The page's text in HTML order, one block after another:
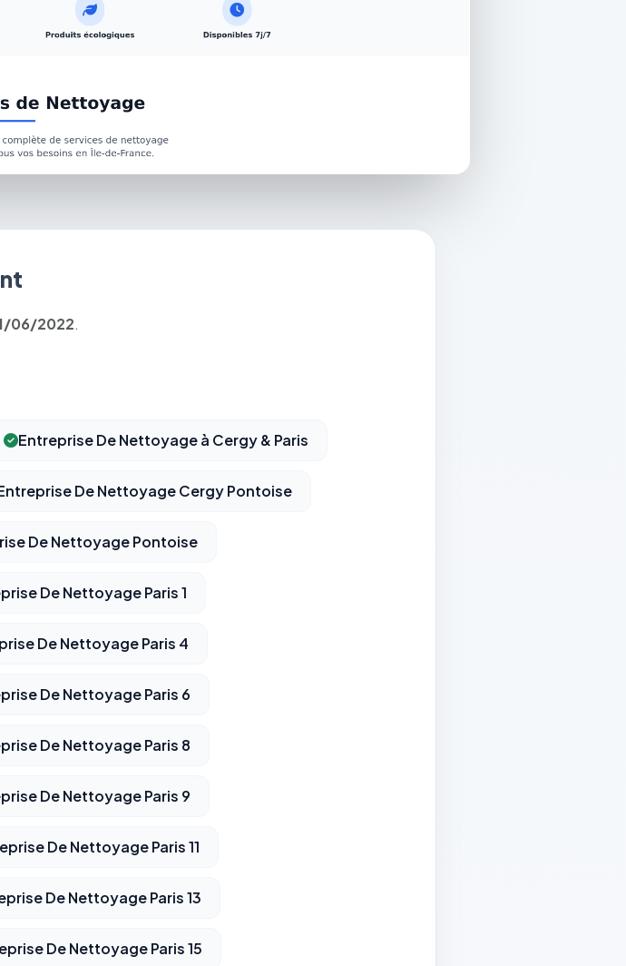
06/2022.
Entreprise De Nettoyage à Cergy & Paris
De Nettoyage Cergy Pontoise
De Nettoyage Pontoise
De Nettoyage Paris 1
De Nettoyage Paris 4
De Nettoyage Paris 6
De Nettoyage Paris 8
De Nettoyage Paris 9
De Nettoyage Paris 11
De Nettoyage Paris 13
De Nettoyage Paris 15
du site : session, sécurité,
Ils ne peuvent
vous utilisez le site